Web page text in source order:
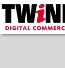
Twinkle
Digital
Commerce
Hoofdmenu